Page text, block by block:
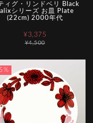
ィグ・リンドベリ Black
シリーズ お皿 Plate
(22cm) 2000年代
¥4,500
¥3,375